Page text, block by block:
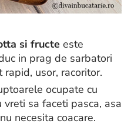
si fructe este
in prag de sarbatori
usor, racoritor.
ocupate cu
sa faceti pasca, asa
necesita coacare.